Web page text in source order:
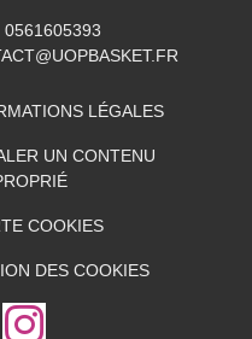
0561605393
LÉGALES
UN CONTENU
COOKIES
DES COOKIES